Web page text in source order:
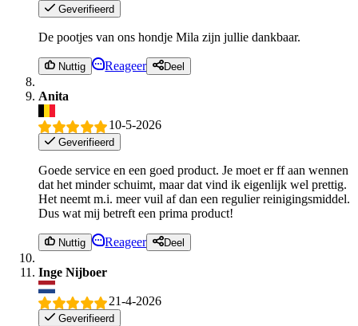
Geverifieerd
De pootjes van ons hondje Mila zijn jullie dankbaar.
Nuttig Reageer Deel
Anita
10-5-2026
Geverifieerd
Goede service en een goed product. Je moet er ff aan wennen
dat het minder schuimt, maar dat vind ik eigenlijk wel prettig.
Het neemt m.i. meer vuil af dan een regulier reinigingsmiddel.
Dus wat mij betreft een prima product!
Nuttig Reageer Deel
Inge Nijboer
21-4-2026
Geverifieerd